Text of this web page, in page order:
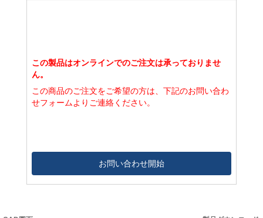
この製品はオンラインでのご注文は承っておりませ
ん。
この商品のご注文をご希望の方は、下記のお問い合わ
せフォームよりご連絡ください。
お問い合わせ開始